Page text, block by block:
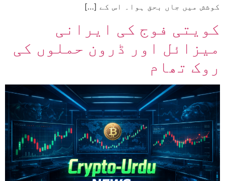
کوشش میں جاں بحق ہوا۔ اس کے […]
کویتی فوج کی ایرانی
میزائل اور ڈرون حملوں کی
روک تھام